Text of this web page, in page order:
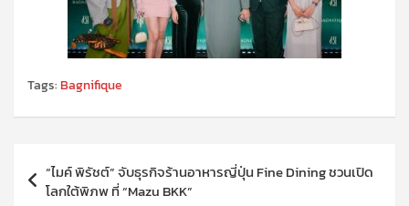
Tags:Bagnifique
แนะแนว
เรื่อง“ไมค์ พิรัชต์” จับธุรกิจร้านอาหารญี่ปุ่น Fine Dining ชวนเปิด
โลกใต้พิภพ ที่ “Mazu BKK”